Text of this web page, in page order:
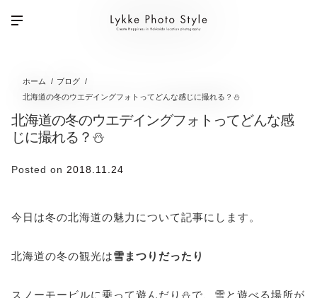
ホーム
ブログ
北海道の冬のウエデイングフォトってどんな感じに撮れる？⛄
北海道の冬のウエデイングフォトってどんな感
じに撮れる？⛄
Posted on 2018.11.24
今日は冬の北海道の魅力について記事にします。
北海道の冬の観光は雪まつりだったり
スノーモービルに乗って遊んだり⛄で、雪と遊べる場所が